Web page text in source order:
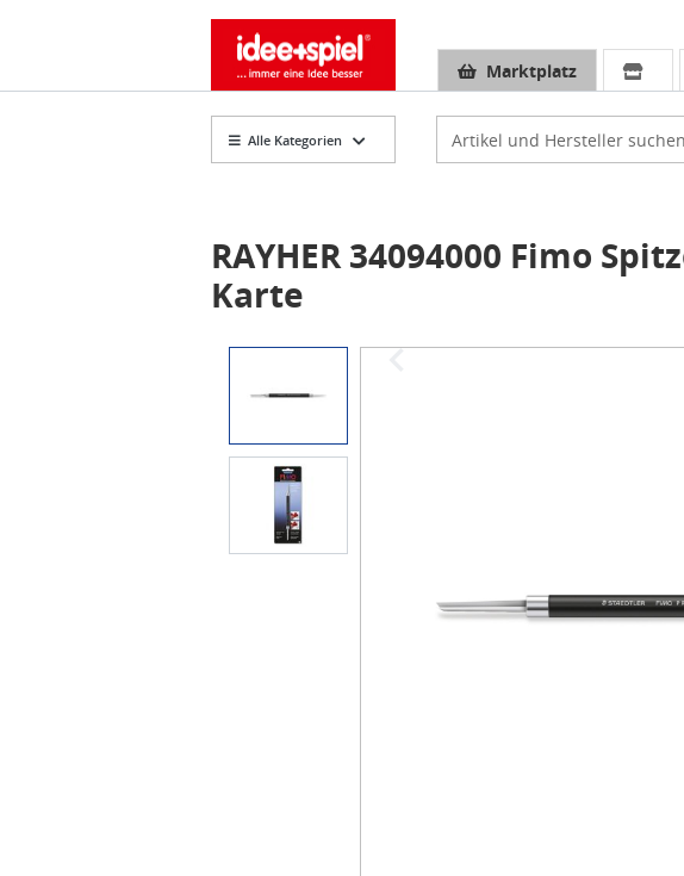
Marktplatz
Alle Kategorien
RAYHER 34094000 Fimo
Karte